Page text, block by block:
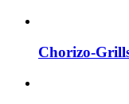
Chorizo-